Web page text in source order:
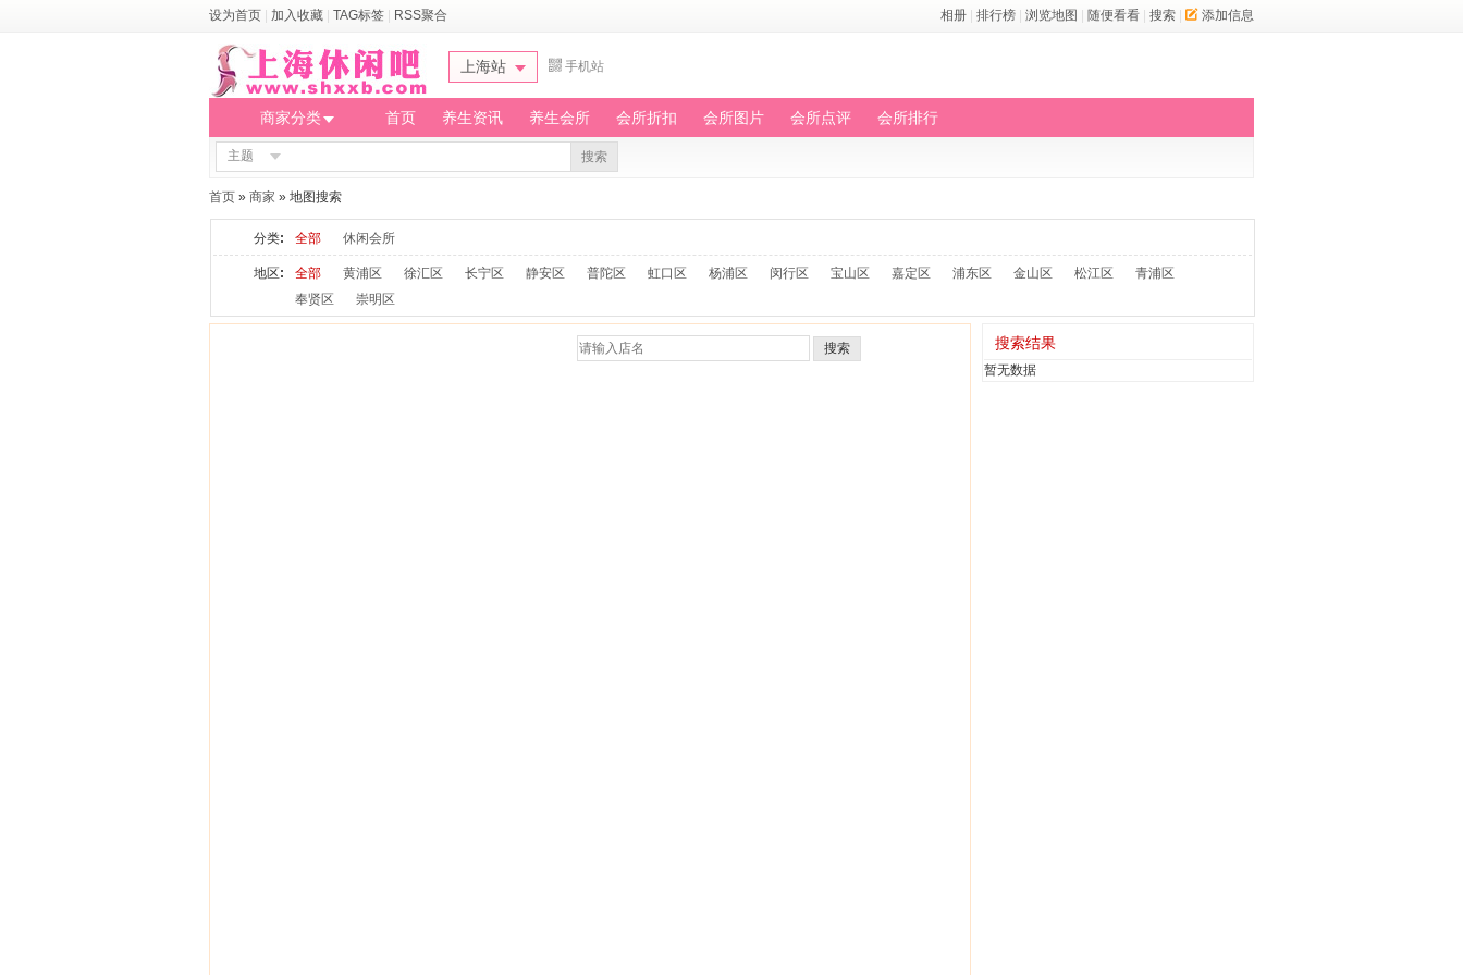
设为首页 加入收藏 TAG标签 RSS聚合 相册 排行榜 浏览地图 随便看看 搜索 添加信息
上海站 手机站
商家分类 首页 养生资讯 养生会所 会所折扣 会所图片 会所点评 会所排行
主题 搜索
首页 » 商家 » 地图搜索
分类: 全部 休闲会所
地区: 全部 黄浦区 徐汇区 长宁区 静安区 普陀区 虹口区 杨浦区 闵行区 宝山区 嘉定区 浦东区 金山区 松江区
青浦区
奉贤区
崇明区
搜索结果
暂无数据
搜索